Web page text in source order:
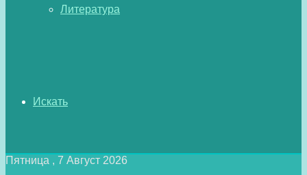
Литература
Искать
Пятница , 7 Август 2026